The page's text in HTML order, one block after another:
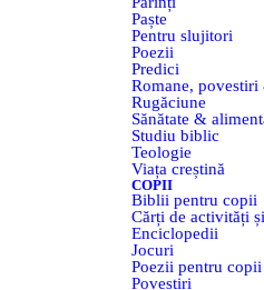
Paște
Pentru slujitori
Poezii
Predici
Romane,
Rugăciune
Sănătate &
Studiu biblic
Teologie
Viața creștină
COPII
Biblii pentru copii
Cărți de activități
Enciclopedii
Jocuri
Poezii pentru copii
Povestiri